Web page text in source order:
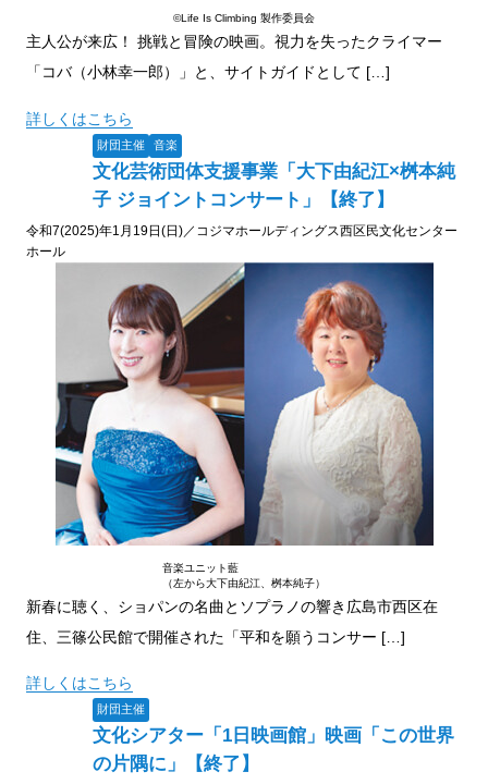
©Life Is Climbing 製作委員会
主人公が来広！ 挑戦と冒険の映画。視力を失ったクライマー
「コバ（小林幸一郎）」と、サイトガイドとして […]
詳しくはこちら
財団主催 音楽
文化芸術団体支援事業「大下由紀江×桝本純
子 ジョイントコンサート」【終了】
令和7(2025)年1月19日(日)／コジマホールディングス西区民文化センター
ホール
音楽ユニット藍
（左から大下由紀江、桝本純子）
新春に聴く、ショパンの名曲とソプラノの響き広島市西区在
住、三篠公民館で開催された「平和を願うコンサー […]
詳しくはこちら
財団主催
文化シアター「1日映画館」映画「この世界
の片隅に」【終了】